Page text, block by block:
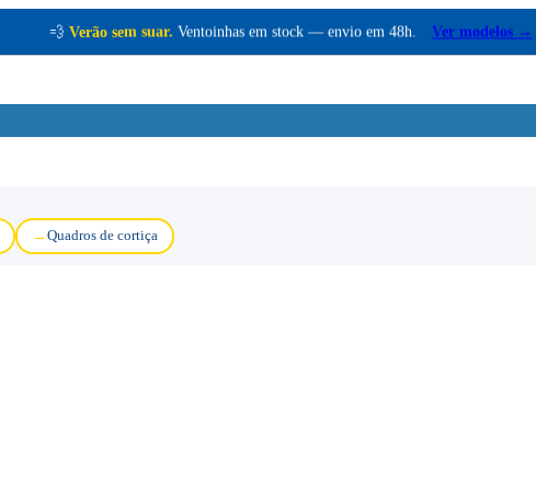
💨 Verão sem suar. Ventoinhas em stock — envio em 48h. Ver modelos →
Quadros de cortiça